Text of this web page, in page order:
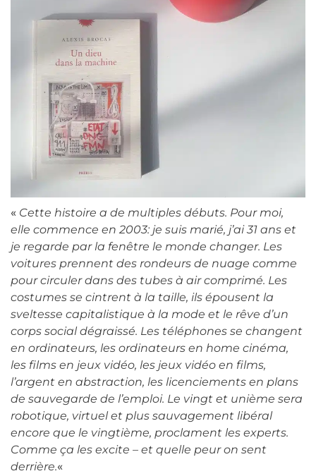
« Cette histoire a de multiples débuts. Pour moi,
elle commence en 2003: je suis marié, j’ai 31 ans et
je regarde par la fenêtre le monde changer. Les
voitures prennent des rondeurs de nuage comme
pour circuler dans des tubes à air comprimé. Les
costumes se cintrent à la taille, ils épousent la
sveltesse capitalistique à la mode et le rêve d’un
corps social dégraissé. Les téléphones se changent
en ordinateurs, les ordinateurs en home cinéma,
les films en jeux vidéo, les jeux vidéo en films,
l’argent en abstraction, les licenciements en plans
de sauvegarde de l’emploi. Le vingt et unième sera
robotique, virtuel et plus sauvagement libéral
encore que le vingtième, proclament les experts.
Comme ça les excite – et quelle peur on sent
derrière.«